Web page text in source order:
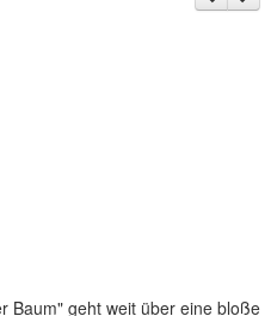
Baum" geht weit über eine bloße